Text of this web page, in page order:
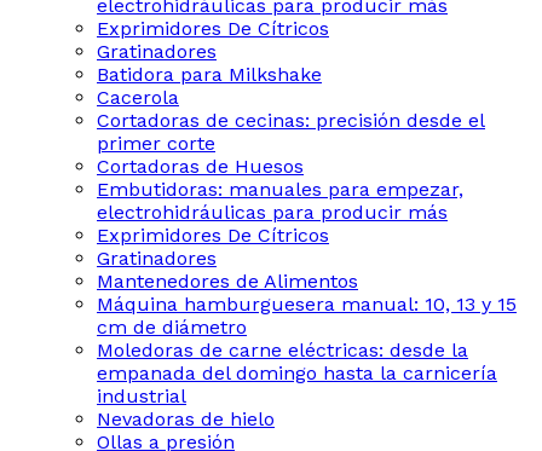
electrohidráulicas para producir más
Exprimidores De Cítricos
Gratinadores
Batidora para Milkshake
Cacerola
Cortadoras de cecinas: precisión desde el
primer corte
Cortadoras de Huesos
Embutidoras: manuales para empezar,
electrohidráulicas para producir más
Exprimidores De Cítricos
Gratinadores
Mantenedores de Alimentos
Máquina hamburguesera manual: 10, 13 y 15
cm de diámetro
Moledoras de carne eléctricas: desde la
empanada del domingo hasta la carnicería
industrial
Nevadoras de hielo
Ollas a presión